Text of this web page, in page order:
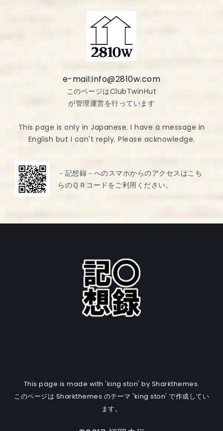
e-mail:info@2810w.com
このページはClubTwinHut
が管理運営を行っています
This page is only in Japanese. I have a message in
English but I can't reply. Please acknowledge.
－記想録－へのスマホからのアクセスはこち
らのＱＲコードをご利用ください。
This page is made with 'king ston' by Sharkthemes.
このページは Sharkthemes のテーマ 'king ston' で作成してい
ます。